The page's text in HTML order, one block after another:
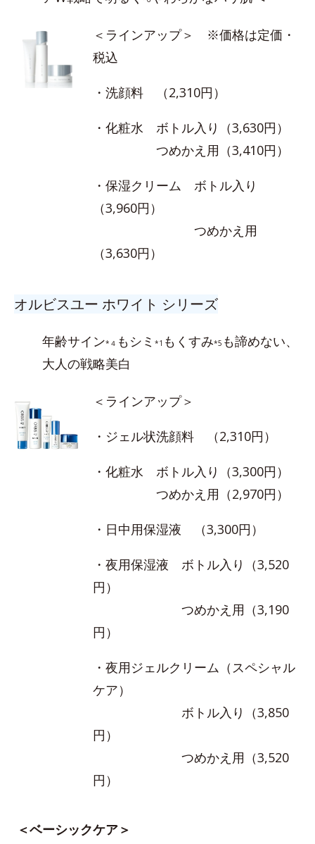
＜ラインアップ＞ ※価格は定価・
税込
・洗顔料 （2,310円）
・化粧水 ボトル入り（3,630円）
つめかえ用（3,410円）
・保湿クリーム ボトル入り
（3,960円）
つめかえ用
（3,630円）
オルビスユー ホワイト シリーズ
年齢サイン*４ もシミ *1 もくすみ*5 も諦めない、
大人の戦略美白
＜ラインアップ＞
・ジェル状洗顔料 （2,310円）
・化粧水 ボトル入り（3,300円）
つめかえ用（2,970円）
・日中用保湿液 （3,300円）
・夜用保湿液 ボトル入り（3,520
円）
つめかえ用（3,190
円）
・夜用ジェルクリーム（スペシャル
ケア）
ボトル入り（3,850
円）
つめかえ用（3,520
円）
＜ベーシックケア＞